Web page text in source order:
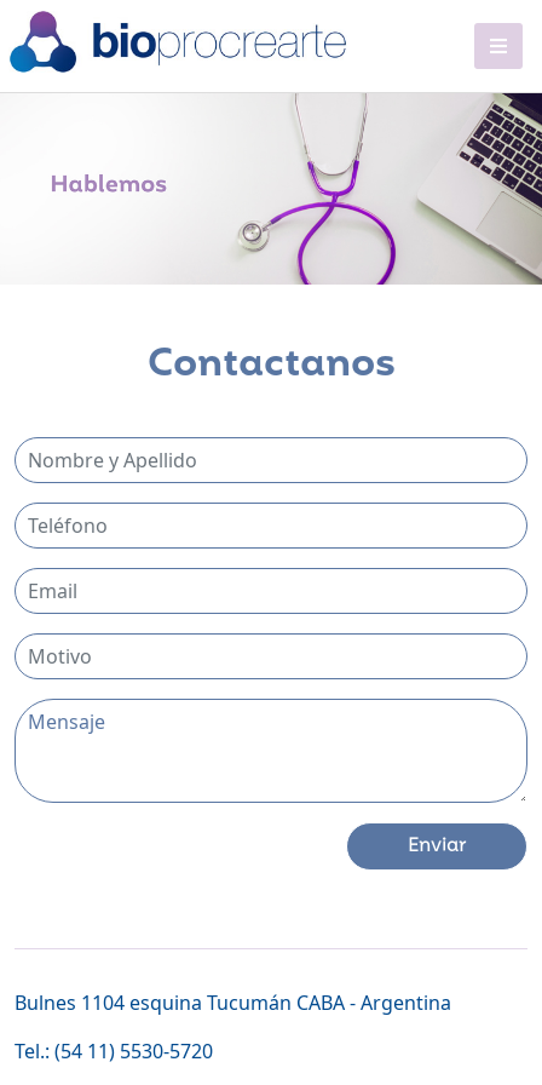
Contactanos
Enviar
Bulnes 1104 esquina Tucumán CABA - Argentina
Tel.: (54 11) 5530-5720